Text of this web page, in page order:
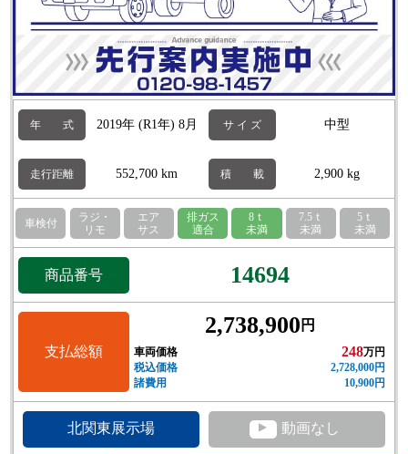
年 式 2019年 (R1年) 8月 サ イ ズ 中型
走行距離 552,700 km 積 載 2,900 kg
車検付
ラジ・
リモ
エア
サス
排ガス
適合
8ｔ
未満
7.5ｔ
未満
5ｔ
未満
商品番号 14694
支払総額
2,738,900 円
車両価格 248万円
税込価格
2,728,000円
諸費用
10,900円
北関東展示場 ▲ 動画なし